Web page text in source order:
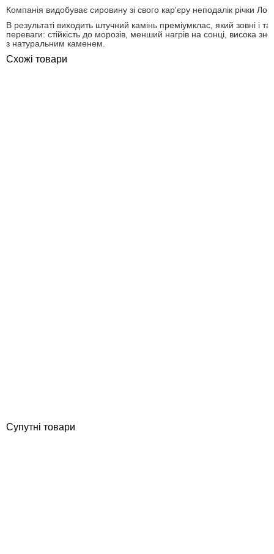
Компанія видобуває сировину зі свого кар'єру неподалік річки Ло,
В результаті виходить штучний камінь преміумклас, який зовні і
переваги: ​​стійкість до морозів, менший нагрів на сонці, висока
з натуральним каменем.
Схожі товари
Супутні товари